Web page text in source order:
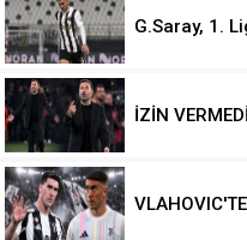
G.Saray, 1.
İZİN